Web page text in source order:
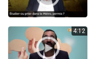
4:12